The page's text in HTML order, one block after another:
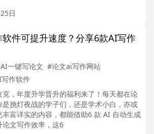
日
件可提升速度？分享6款AI写作
一键写论文 #论文ai写作网站
作软件
，年度升学晋升的福利来了！每天都在论
挑灯夜战的学子们，还是学术小白，亦或
富详实的内容，都能借助6 款 AI 自动生成
文写作效率，这6